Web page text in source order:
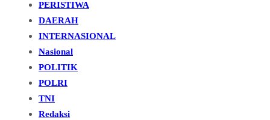
PERISTIWA
DAERAH
INTERNASIONAL
Nasional
POLITIK
POLRI
TNI
Redaksi